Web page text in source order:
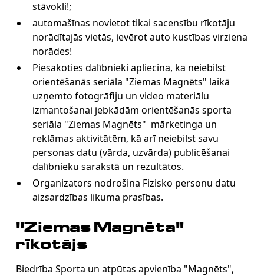
stāvokli!;
automašīnas novietot tikai sacensību rīkotāju
norādītajās vietās, ievērot auto kustības virziena
norādes!
Piesakoties dalībnieki apliecina, ka neiebilst
orientēšanās seriāla "Ziemas Magnēts" laikā
uzņemto fotogrāfiju un video materiālu
izmantošanai jebkādām orientēšanās sporta
seriāla "Ziemas Magnēts" mārketinga un
reklāmas aktivitātēm, kā arī neiebilst savu
personas datu (vārda, uzvārda) publicēšanai
dalībnieku sarakstā un rezultātos.
Organizators nodrošina Fizisko personu datu
aizsardzības likuma prasības.
"Ziemas Magnēta"
rīkotājs
Biedrība Sporta un atpūtas apvienība "Magnēts",